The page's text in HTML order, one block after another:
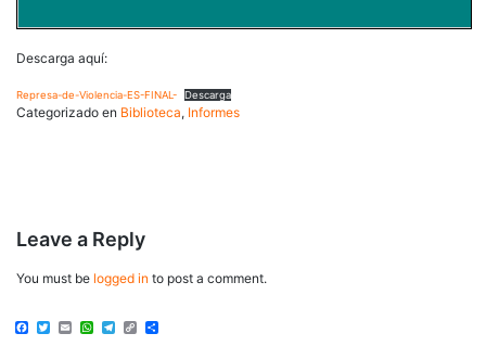
Descarga aquí:
Represa-de-Violencia-ES-FINAL- Descarga
Categorizado en Biblioteca, Informes
navigation
Leave a Reply
You must be logged in to post a comment.
Facebook
Twitter
EmailWhatsApp
Telegram
Copy
Link